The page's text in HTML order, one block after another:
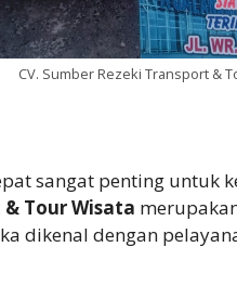
CV. Sumber Rezeki Transport &
sangat penting untuk
Tour Wisata
dikenal dengan